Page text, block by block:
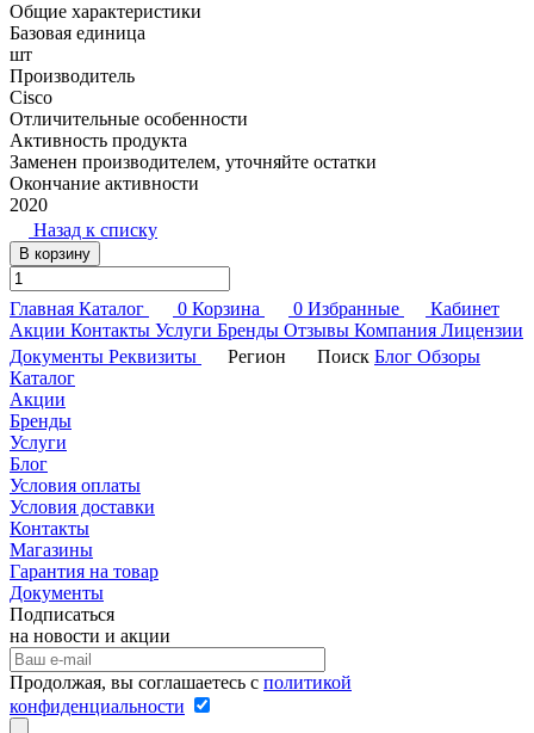
Общие характеристики
Базовая единица
шт
Производитель
Cisco
Отличительные особенности
Активность продукта
Заменен производителем, уточняйте остатки
Окончание активности
2020
Назад к списку
В корзину
Главная Каталог 0 Корзина 0 Избранные
Кабинет
Акции Контакты Услуги Бренды Отзывы Компания Лицензии
Документы Реквизиты Регион Поиск Блог Обзоры
Каталог
Акции
Бренды
Услуги
Блог
Условия оплаты
Условия доставки
Контакты
Магазины
Гарантия на товар
Документы
Подписаться
на новости и акции
Продолжая, вы соглашаетесь с политикой
конфиденциальности